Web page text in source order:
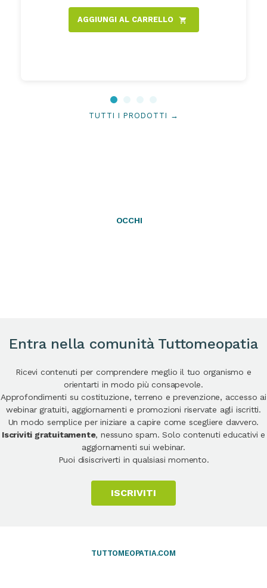
AGGIUNGI AL CARRELLO shopping_cart
TUTTI I PRODOTTI →
OCCHI
Entra nella comunità Tuttomeopatia
Ricevi contenuti per comprendere meglio il tuo organismo e
orientarti in modo più consapevole.
Approfondimenti su costituzione, terreno e prevenzione, accesso ai
webinar gratuiti, aggiornamenti e promozioni riservate agli iscritti.
Un modo semplice per iniziare a capire come scegliere davvero.
Iscriviti gratuitamente, nessuno spam. Solo contenuti educativi e
aggiornamenti sui webinar.
Puoi disiscriverti in qualsiasi momento.
ISCRIVITI
TUTTOMEOPATIA.COM